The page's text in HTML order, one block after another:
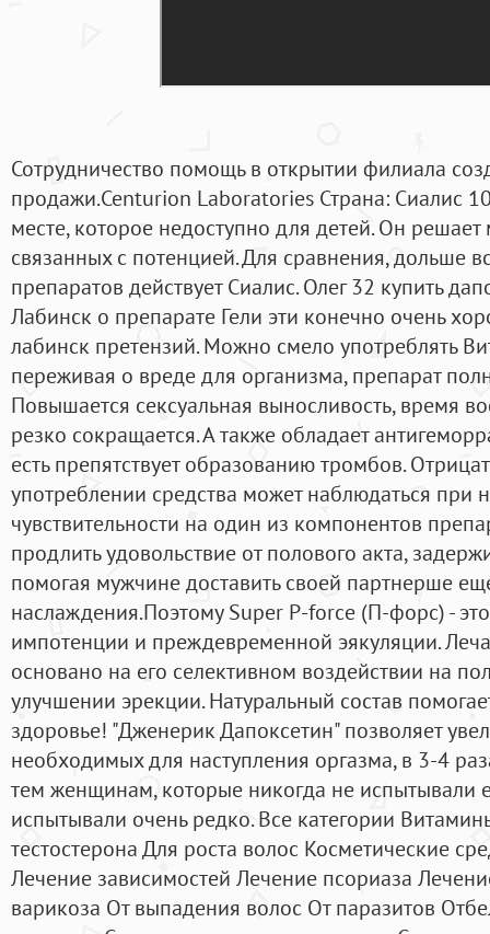
Сотрудничество помощь в открытии филиала
продажи.Centurion Laboratories Страна: Сиалис
месте, которое недоступно для детей. Он
связанных с потенцией. Для сравнения, дольше
препаратов действует Сиалис. Олег 32 купить
Лабинск о препарате Гели эти конечно очень
лабинск претензий. Можно смело употреблять
переживая о вреде для организма, препарат
Повышается сексуальная выносливость, время
резко сокращается. А также обладает
есть препятствует образованию тромбов.
употреблении средства может наблюдаться
чувствительности на один из компонентов
продлить удовольствие от полового акта,
помогая мужчине доставить своей партнерше
наслаждения.Поэтому Super P-force (П-форс) -
импотенции и преждевременной эякуляции.
основано на его селективном воздействии на
улучшении эрекции. Натуральный состав
здоровье! "Дженерик Дапоксетин" позволяет
необходимых для наступления оргазма, в 3-4
тем женщинам, которые никогда не испытывали
испытывали очень редко. Все категории
тестостерона Для роста волос Косметические
Лечение зависимостей Лечение псориаза
варикоза От выпадения волос От паразитов